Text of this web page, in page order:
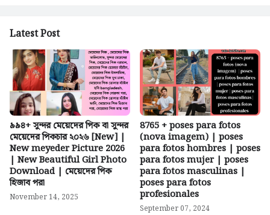
Latest Post
৯৯৪+ সুন্দর মেয়েদের পিক বা সুন্দর
মেয়েদের পিকচার ২০২৬ [New] |
New meyeder Picture 2026
| New Beautiful Girl Photo
Download | মেয়েদের পিক
হিজাব পরা
November 14, 2025
8765 + poses para fotos
(nova imagem) | poses
para fotos hombres | poses
para fotos mujer | poses
para fotos masculinas |
poses para fotos
profesionales
September 07, 2024